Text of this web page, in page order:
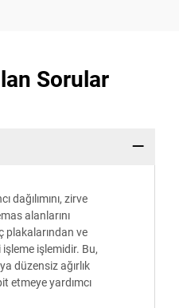
Sorular
dağılımını, zirve
alanlarını
plakalarından ve
işlemidir. Bu,
düzensiz ağırlık
etmeye yardımcı